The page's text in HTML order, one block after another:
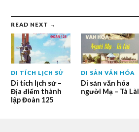
READ NEXT →
DI TÍCH LỊCH SỬ
Di tích lịch sử –
Địa điểm thành
lập Đoàn 125
DI SẢN VĂN HÓA
Di sản văn hóa
người Mạ – Tà Lài